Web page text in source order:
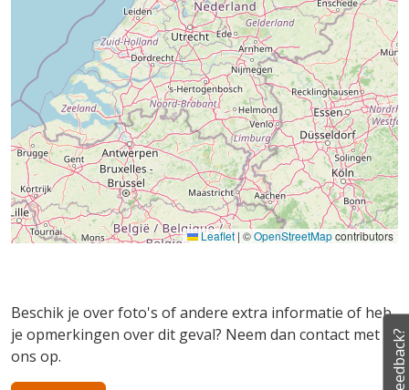
Leaflet| ©OpenStreetMapcontributors
Beschik je over foto's of andere extra informatie of heb
je opmerkingen over dit geval? Neem dan contact met
ons op.
Feedback?